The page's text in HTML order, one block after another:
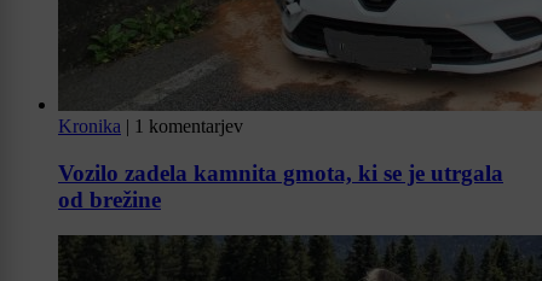
Kronika | 1 komentarjev
Vozilo zadela kamnita gmota, ki se je utrgala
od brežine